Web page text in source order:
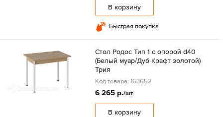
В корзину
Быстрая покупка
Стол Родос Тип 1 с опорой d40
(Белый муар/Дуб Крафт золотой)
Трия
Код товара: 163652
6 265 р./шт
В корзину